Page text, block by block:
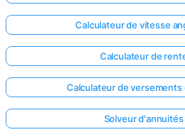
Calculateur de vitesse
Calculateur de
Calculateur de
Solveur